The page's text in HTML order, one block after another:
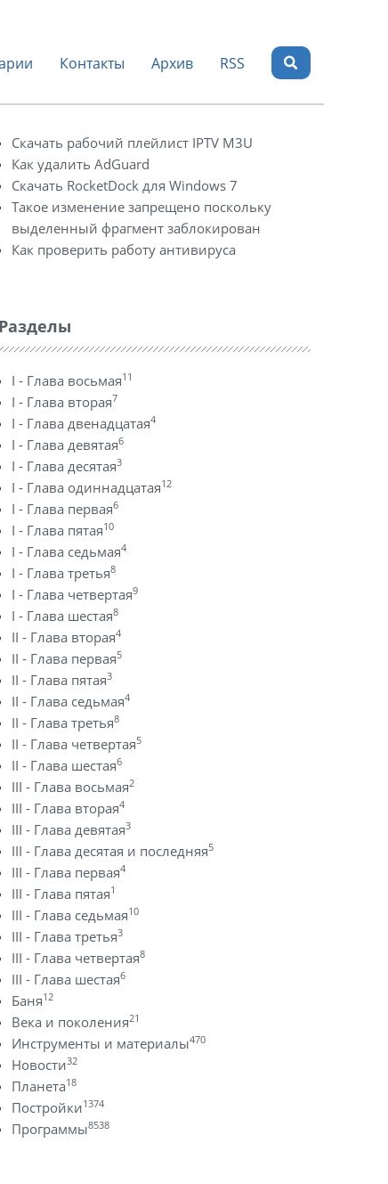
Контакты Архив RSS
Скачать рабочий плейлист IPTV M3U
Как удалить AdGuard
Скачать RocketDock для Windows 7
Такое изменение запрещено поскольку
выделенный фрагмент заблокирован
Как проверить работу антивируса
Разделы
I - Глава восьмая11
I - Глава вторая7
I - Глава двенадцатая4
I - Глава девятая6
I - Глава десятая3
I - Глава одиннадцатая12
I - Глава первая6
I - Глава пятая10
I - Глава седьмая4
I - Глава третья8
I - Глава четвертая9
I - Глава шестая8
II - Глава вторая4
II - Глава первая5
II - Глава пятая3
II - Глава седьмая4
II - Глава третья8
II - Глава четвертая5
II - Глава шестая6
III - Глава восьмая2
III - Глава вторая4
III - Глава девятая3
III - Глава десятая и последняя5
III - Глава первая4
III - Глава пятая1
III - Глава седьмая10
III - Глава третья3
III - Глава четвертая8
III - Глава шестая6
Баня12
Века и поколения21
Инструменты и материалы470
Новости32
Планета18
Постройки1374
Программы8538